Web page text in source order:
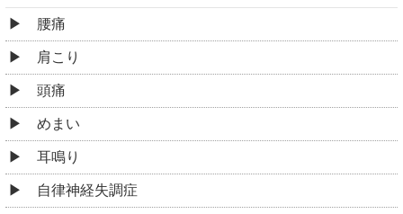
腰痛
肩こり
頭痛
めまい
耳鳴り
自律神経失調症